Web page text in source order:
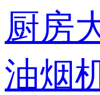
厨房
油烟